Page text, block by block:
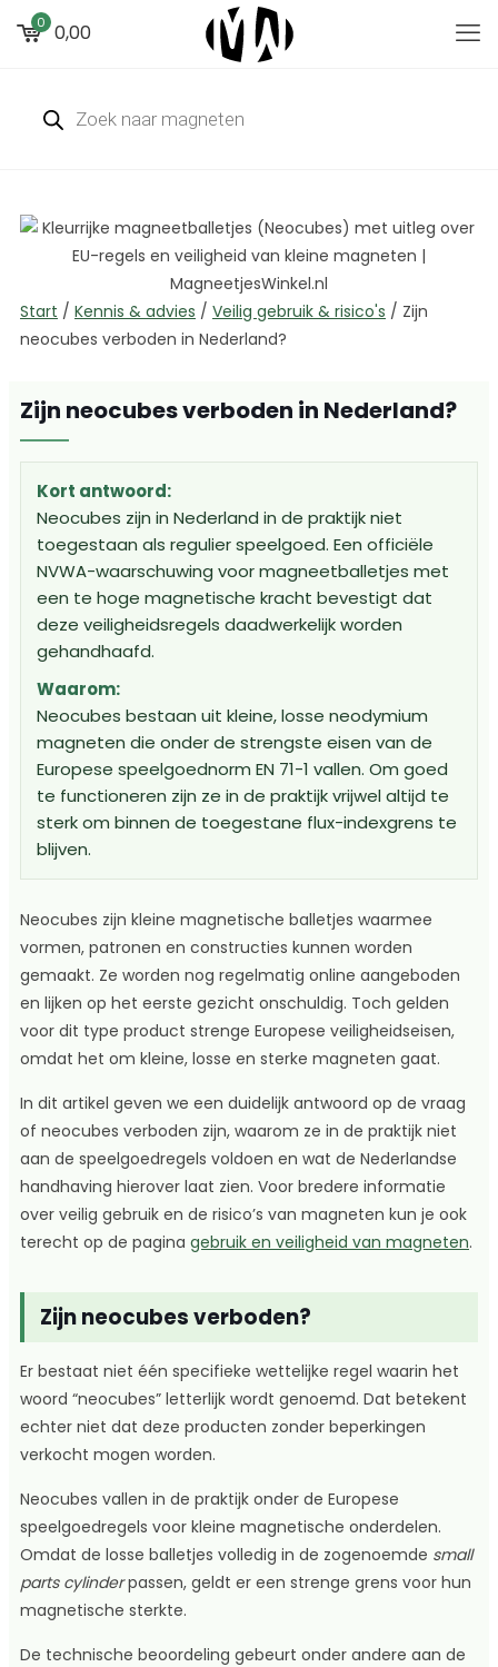
0 0,00
Start / Kennis & advies / Veilig gebruik & risico's / Zijn
neocubes verboden in Nederland?
Zijn neocubes verboden in Nederland?
Kort antwoord:
Neocubes zijn in Nederland in de praktijk niet
toegestaan als regulier speelgoed. Een officiële
NVWA-waarschuwing voor magneetballetjes met
een te hoge magnetische kracht bevestigt dat
deze veiligheidsregels daadwerkelijk worden
gehandhaafd.
Waarom:
Neocubes bestaan uit kleine, losse neodymium
magneten die onder de strengste eisen van de
Europese speelgoednorm EN 71-1 vallen. Om goed
te functioneren zijn ze in de praktijk vrijwel altijd te
sterk om binnen de toegestane flux-indexgrens te
blijven.
Neocubes zijn kleine magnetische balletjes waarmee
vormen, patronen en constructies kunnen worden
gemaakt. Ze worden nog regelmatig online aangeboden
en lijken op het eerste gezicht onschuldig. Toch gelden
voor dit type product strenge Europese veiligheidseisen,
omdat het om kleine, losse en sterke magneten gaat.
In dit artikel geven we een duidelijk antwoord op de vraag
of neocubes verboden zijn, waarom ze in de praktijk niet
aan de speelgoedregels voldoen en wat de Nederlandse
handhaving hierover laat zien. Voor bredere informatie
over veilig gebruik en de risico’s van magneten kun je ook
terecht op de pagina gebruik en veiligheid van magneten.
Zijn neocubes verboden?
Er bestaat niet één specifieke wettelijke regel waarin het
woord “neocubes” letterlijk wordt genoemd. Dat betekent
echter niet dat deze producten zonder beperkingen
verkocht mogen worden.
Neocubes vallen in de praktijk onder de Europese
speelgoedregels voor kleine magnetische onderdelen.
Omdat de losse balletjes volledig in de zogenoemde small
parts cylinderpassen, geldt er een strenge grens voor hun
magnetische sterkte.
De technische beoordeling gebeurt onder andere aan de